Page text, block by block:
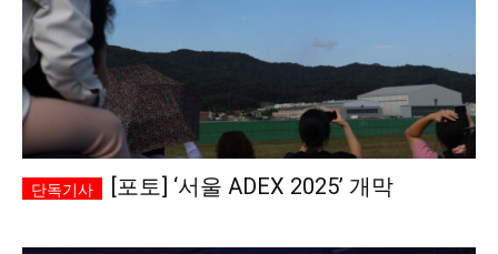
[포토] ‘서울 ADEX 2025’ 개막